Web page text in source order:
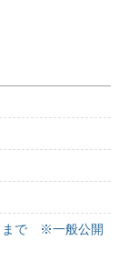
まで ※一般公開